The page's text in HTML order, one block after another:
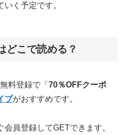
く予定です。
どこで読める？
料登録で「 70％OFFクーポ
ブがおすすめです。
会員登録してGETできます。